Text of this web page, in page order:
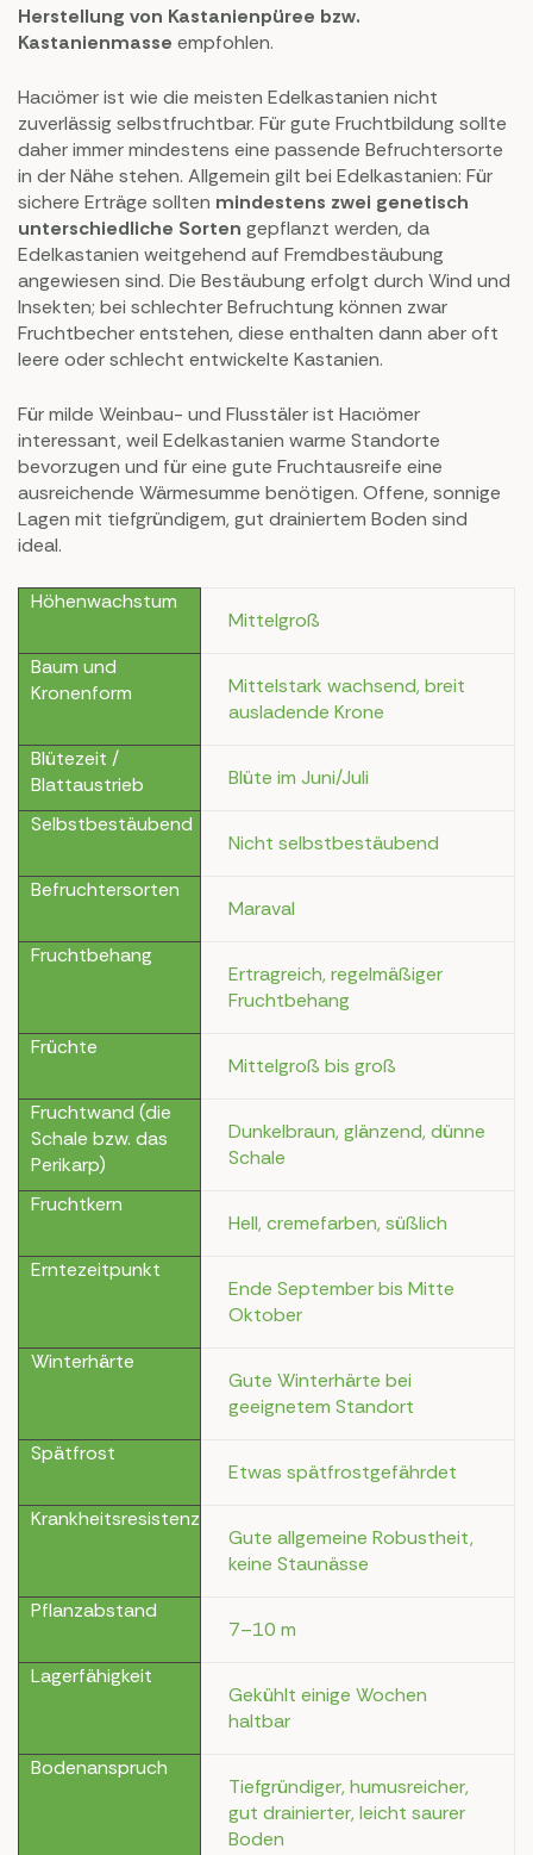
Herstellung von Kastanienpüree bzw.
Kastanienmasse empfohlen.
Hacıömer ist wie die meisten Edelkastanien nicht
zuverlässig selbstfruchtbar. Für gute Fruchtbildung sollte
daher immer mindestens eine passende Befruchtersorte
in der Nähe stehen. Allgemein gilt bei Edelkastanien: Für
sichere Erträge sollten mindestens zwei genetisch
unterschiedliche Sorten gepflanzt werden, da
Edelkastanien weitgehend auf Fremdbestäubung
angewiesen sind. Die Bestäubung erfolgt durch Wind und
Insekten; bei schlechter Befruchtung können zwar
Fruchtbecher entstehen, diese enthalten dann aber oft
leere oder schlecht entwickelte Kastanien.
Für milde Weinbau- und Flusstäler ist Hacıömer
interessant, weil Edelkastanien warme Standorte
bevorzugen und für eine gute Fruchtausreife eine
ausreichende Wärmesumme benötigen. Offene, sonnige
Lagen mit tiefgründigem, gut drainiertem Boden sind
ideal.
Höhenwachstum
Mittelgroß
Baum und
Kronenform
Mittelstark wachsend, breit
ausladende Krone
Blütezeit /
Blattaustrieb
Blüte im Juni/Juli
Selbstbestäubend
Nicht selbstbestäubend
Befruchtersorten
Maraval
Fruchtbehang
Ertragreich, regelmäßiger
Fruchtbehang
Früchte
Mittelgroß bis groß
Fruchtwand (die
Schale bzw. das
Perikarp)
Dunkelbraun, glänzend, dünne
Schale
Fruchtkern
Hell, cremefarben, süßlich
Erntezeitpunkt
Ende September bis Mitte
Oktober
Winterhärte
Gute Winterhärte bei
geeignetem Standort
Spätfrost
Etwas spätfrostgefährdet
Krankheitsresistenz
Gute allgemeine Robustheit,
keine Staunässe
Pflanzabstand
7–10 m
Lagerfähigkeit
Gekühlt einige Wochen
haltbar
Bodenanspruch
Tiefgründiger, humusreicher,
gut drainierter, leicht saurer
Boden